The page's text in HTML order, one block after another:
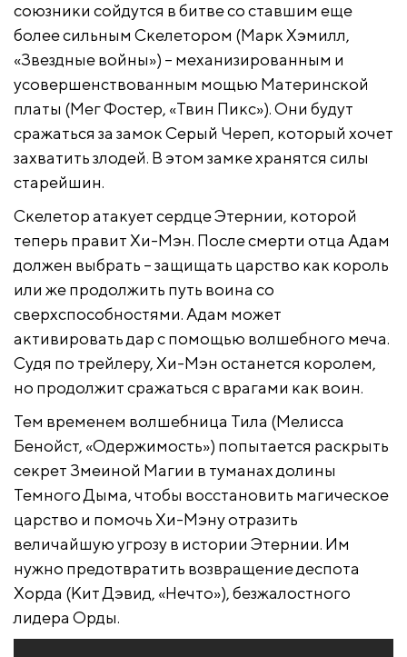
союзники сойдутся в битве со ставшим еще
более сильным Скелетором (Марк Хэмилл,
«Звездные войны») – механизированным и
усовершенствованным мощью Материнской
платы (Мег Фостер, «Твин Пикс»). Они будут
сражаться за замок Серый Череп, который хочет
захватить злодей. В этом замке хранятся силы
старейшин.
Скелетор атакует сердце Этернии, которой
теперь правит Хи-Мэн. После смерти отца Адам
должен выбрать – защищать царство как король
или же продолжить путь воина со
сверхспособностями. Адам может
активировать дар с помощью волшебного меча.
Судя по трейлеру, Хи-Мэн останется королем,
но продолжит сражаться с врагами как воин.
Тем временем волшебница Тила (Мелисса
Бенойст, «Одержимость») попытается раскрыть
секрет Змеиной Магии в туманах долины
Темного Дыма, чтобы восстановить магическое
царство и помочь Хи-Мэну отразить
величайшую угрозу в истории Этернии. Им
нужно предотвратить возвращение деспота
Хорда (Кит Дэвид, «Нечто»), безжалостного
лидера Орды.